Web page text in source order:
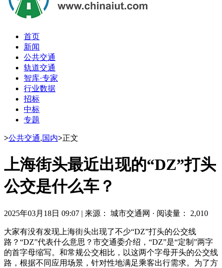
首页
新闻
公共交通
轨道交通
智库·专家
行业数据
招标
中标
专题
>公共交通,国内>正文
上海街头最近出现的“DZ”打头
公交是什么车？
2025年03月18日 09:07 | 来源： 城市交通网 · 阅读量： 2,010
大家有没有发现上海街头出现了不少“DZ”打头的公交线
路？“DZ”代表什么意思？市交通委介绍，“DZ”是“定制”两字
的首字母缩写。和常规公交相比，以这两个字母开头的公交线
路，根据不同应用场景，针对性地满足乘客出行需求。为了方